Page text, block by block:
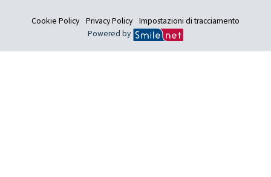
Cookie Policy Privacy Policy
Impostazioni di tracciamento
Powered by